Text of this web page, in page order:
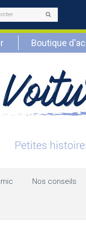
Boutique
Nos conseils